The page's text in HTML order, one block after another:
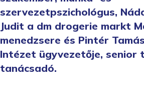
szervezetpszichológus,
Judit a dm drogerie markt
menedzsere és Pintér
Intézet ügyvezetője, senior
tanácsadó.